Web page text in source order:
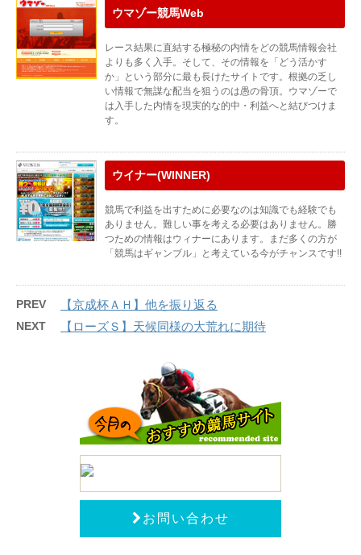
ウマゾー競馬Web
レース結果に直結する極秘の内情をどの競馬情報会社
よりも多く入手。そして、その情報を「どう活かす
か」という部分に最も長けたサイトです。根拠の乏し
い情報で無謀な配当を狙うのは愚の骨頂。ウマゾーで
は入手した内情を現実的な的中・利益へと結びつけま
す。
ウイナー(WINNER)
競馬で利益を出すために必要なのは知識でも経験でも
ありません。難しい事を考える必要はありません。勝
つための情報はウィナーにあります。まだ多くの方が
「競馬はギャンブル」と考えている今がチャンスです!!
PREV 【京成杯ＡＨ】他を振り返る
NEXT 【ローズＳ】天候同様の大荒れに期待
お問い合わせ